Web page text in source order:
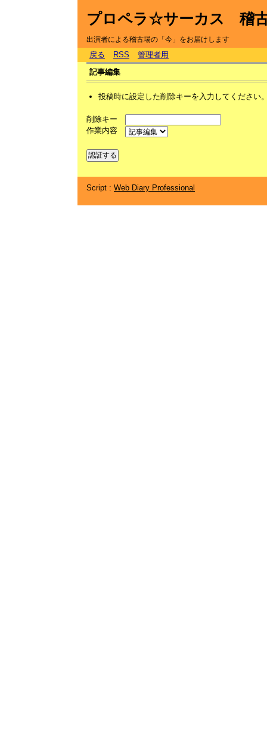
プロペラ☆サーカス 稽
出演者による稽古場の「今」をお届けします
戻る RSS
管理者用
記事編集
投稿時に設定した削除キーを入力してください
削除キー
作業内容
Script : Web Diary Professional